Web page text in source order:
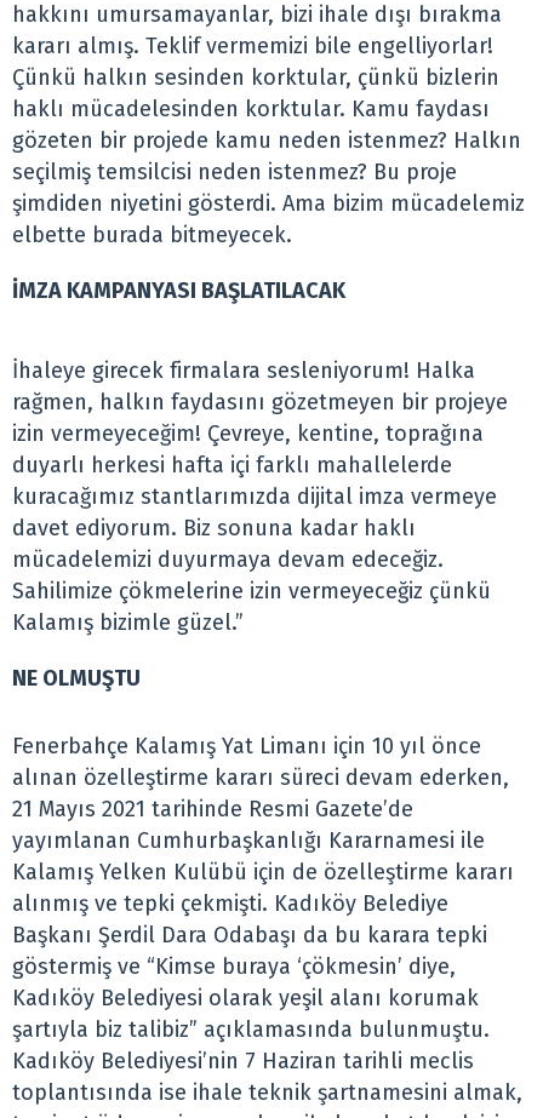
hakkını umursamayanlar, bizi ihale dışı bırakma
kararı almış. Teklif vermemizi bile engelliyorlar!
Çünkü halkın sesinden korktular, çünkü bizlerin
haklı mücadelesinden korktular. Kamu faydası
gözeten bir projede kamu neden istenmez? Halkın
seçilmiş temsilcisi neden istenmez? Bu proje
şimdiden niyetini gösterdi. Ama bizim mücadelemiz
elbette burada bitmeyecek.
İMZA KAMPANYASI BAŞLATILACAK
İhaleye girecek firmalara sesleniyorum! Halka
rağmen, halkın faydasını gözetmeyen bir projeye
izin vermeyeceğim! Çevreye, kentine, toprağına
duyarlı herkesi hafta içi farklı mahallelerde
kuracağımız stantlarımızda dijital imza vermeye
davet ediyorum. Biz sonuna kadar haklı
mücadelemizi duyurmaya devam edeceğiz.
Sahilimize çökmelerine izin vermeyeceğiz çünkü
Kalamış bizimle güzel.”
NE OLMUŞTU
Fenerbahçe Kalamış Yat Limanı için 10 yıl önce
alınan özelleştirme kararı süreci devam ederken,
21 Mayıs 2021 tarihinde Resmi Gazete’de
yayımlanan Cumhurbaşkanlığı Kararnamesi ile
Kalamış Yelken Kulübü için de özelleştirme kararı
alınmış ve tepki çekmişti. Kadıköy Belediye
Başkanı Şerdil Dara Odabaşı da bu karara tepki
göstermiş ve “Kimse buraya ‘çökmesin’ diye,
Kadıköy Belediyesi olarak yeşil alanı korumak
şartıyla biz talibiz” açıklamasında bulunmuştu.
Kadıköy Belediyesi’nin 7 Haziran tarihli meclis
toplantısında ise ihale teknik şartnamesini almak,